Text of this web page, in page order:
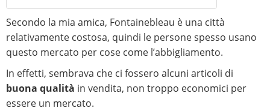
Secondo la mia amica, Fontainebleau è una città
relativamente costosa, quindi le persone spesso usano
questo mercato per cose come l’abbigliamento.
In effetti, sembrava che ci fossero alcuni articoli di
buona qualità in vendita, non troppo economici per
essere un mercato.